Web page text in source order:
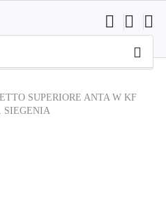
SUPERIORE ANTA W KF
SIEGENIA